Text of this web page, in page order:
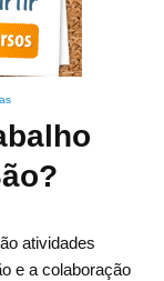
atividades
e a colaboração